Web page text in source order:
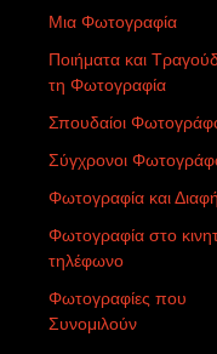
Μια Φωτογραφία
Ποιήματα και
τη Φωτογραφία
Σπουδαίοι
Σύγχρονοι
Φωτογραφία και
Φωτογραφία στο
τηλέφωνο
Φωτογραφίες που
Συνομιλούν